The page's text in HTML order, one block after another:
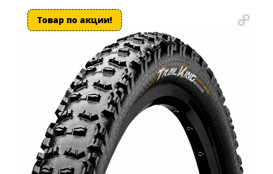
Товар по акции!